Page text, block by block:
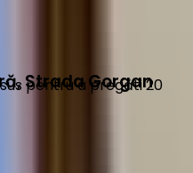
pentru a pregăti 20
,Strada Gorgan